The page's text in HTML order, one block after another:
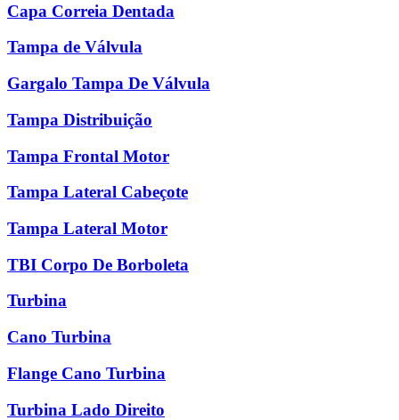
Capa Correia Dentada
Tampa de Válvula
Gargalo Tampa De Válvula
Tampa Distribuição
Tampa Frontal Motor
Tampa Lateral Cabeçote
Tampa Lateral Motor
TBI Corpo De Borboleta
Turbina
Cano Turbina
Flange Cano Turbina
Turbina Lado Direito